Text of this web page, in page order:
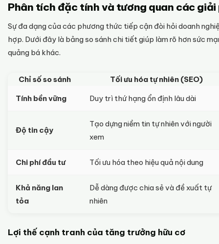
Phân tích đặc tính và tương quan các
Sự đa dạng của các phương thức tiếp cận đòi hỏi doanh
hợp. Dưới đây là bảng so sánh chi tiết giúp làm rõ hơn sức
quảng bá khác.
Chỉ số so sánh Tối ưu hóa tự nhiên (SEO)
Tính bền vững Duy trì thứ hạng ổn định lâu dài
Độ tin cậy
Tạo dựng niềm tin tự nhiên với người
xem
Chi phí đầu tư Tối ưu hóa theo hiệu quả nội dung
Khả năng lan
tỏa
Dễ dàng được chia sẻ và đề xuất tự
nhiên
Lợi thế cạnh tranh của tăng trưởng hữu cơ